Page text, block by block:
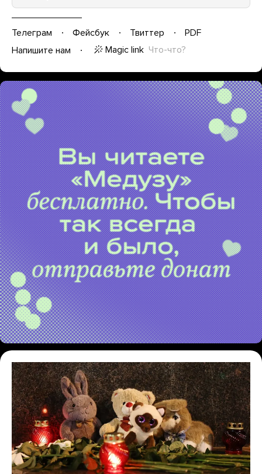
Телеграм Фейсбук Твиттер
PDF
Напишите нам
Magic link Что-что?